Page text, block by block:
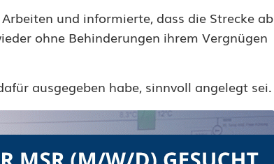
und informierte, dass die Strecke ab
ohne Behinderungen ihrem Vergnügen
ausgegeben habe, sinnvoll angelegt sei.